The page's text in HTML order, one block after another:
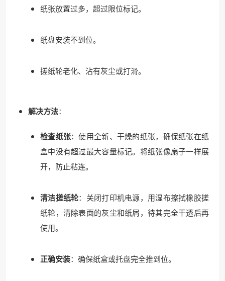
纸张放置过多，超过限位标记。
纸盘安装不到位。
搓纸轮老化、沾有灰尘或打滑。
解决方法：
检查纸张：使用全新、干燥的纸张，确保纸张在纸
盒中没有超过最大容量标记。将纸张像扇子一样展
开，防止粘连。
清洁搓纸轮：关闭打印机电源，用湿布擦拭橡胶搓
纸轮，清除表面的灰尘和纸屑，待其完全干透后再
使用。
正确安装：确保纸盒或托盘完全推到位。